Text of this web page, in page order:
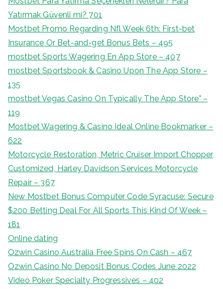
Yatırmak Güvenli mi? 701
Mostbet Promo Regarding Nfl Week 6th: First-bet
Insurance Or Bet-and-get Bonus Bets – 495
‎mostbet Sports Wagering En App Store – 407
‎mostbet Sportsbook & Casino Upon The App Store –
135
‎mostbet Vegas Casino On Typically The App Store" –
119
Mostbet Wagering & Casino Ideal Online Bookmarker –
622
Motorcycle Restoration, Metric Cruiser Import Chopper
Customized, Harley Davidson Services Motorcycle
Repair – 367
New Mostbet Bonus Computer Code Syracuse: Secure
$200 Betting Deal For All Sports This Kind Of Week –
181
Online dating
Ozwin Casino Australia Free Spins On Cash – 467
Ozwin Casino No Deposit Bonus Codes June 2022
Video Poker Specialty Progressives – 402